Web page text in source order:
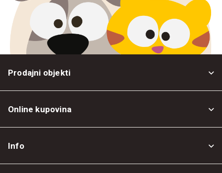
Prodajni objekti
Online kupovina
Info